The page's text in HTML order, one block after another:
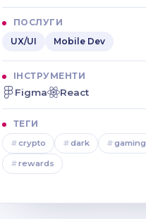
ПОСЛУГИ
UX/UI
Mobile Dev
ІНСТРУМЕНТИ
Figma React
ТЕГИ
#crypto #dark #gaming
#rewards